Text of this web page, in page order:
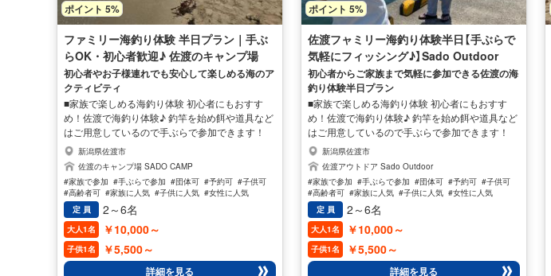
ポイント 5%
ファミリー海釣り体験 半日プラン｜手ぶ
らOK・初心者歓迎♪ 佐渡のキャンプ場
SADO CAMP
初心者やお子様連れでも安心して楽しめる海のア
クティビティ
■家族で楽しめる海釣り体験 初心者にもおすす
め！佐渡で海釣り体験♪ 釣竿を始め餌や道具など
はご用意しているので手ぶらで参加できます！
川での釣りとは違う楽しさを味わえるのも楽しい
♪ 海の波で遊んだり、ツアー中に海中を覗いて、
魚をみて遊びながらのツアーは女性や家族に人気
です♪ 釣り場は近隣の浜辺、堤防となります。ま
たラフティングボート(大きなゴムボート)に乗っ
て浅瀬での船釣りもお楽しみいただけます♪ ツア
ーには専門の楽しいフィッシングガイドが1名同
乗するので安心です。 または泳げない方でもラ
イフジャケットを着用しますので安心してご参加
新潟県佐渡市
佐渡のキャンプ場 SADO CAMP
#家族で参加 #手ぶらで参加 #団体可 #予約可 #子供可
#高齢者可 #家族に人気 #子供に人気 #女性に人気
#男性に人気
定 員 2～6名
大人1名 ￥10,000～
子供1名 ￥5,500～
詳細を見る
ポイント 5%
佐渡フャミリー海釣り体験半日【手ぶらで
気軽にフィッシング♪】Sado Outdoor
初心者からご家族まで気軽に参加できる佐渡の海
釣り体験半日プラン
■家族で楽しめる海釣り体験 初心者にもおすす
め！佐渡で海釣り体験♪ 釣竿を始め餌や道具など
はご用意しているので手ぶらで参加できます！
川での釣りとは違う楽しさを味わえるのも楽しい
♪ 海の波で遊んだり、ツアー中に海中を覗いて、
魚をみて遊びながらのツアーは女性や家族に人気
です♪ 釣り場は近隣の浜辺、堤防となります。ま
たラフティングボート(大きなゴムボート)に乗っ
て浅瀬での船釣りもお楽しみいただけます♪ ツア
ーには専門の楽しいフィッシングガイドが1名同
乗するので安心です。 または泳げない方でもラ
イフジャケットを着用しますので安心してご参加
新潟県佐渡市
佐渡アウトドア Sado Outdoor
#家族で参加 #手ぶらで参加 #団体可 #予約可 #子供可
#高齢者可 #家族に人気 #子供に人気 #女性に人気
#男性に人気
定 員 2～6名
大人1名 ￥10,000～
子供1名 ￥5,500～
詳細を見る